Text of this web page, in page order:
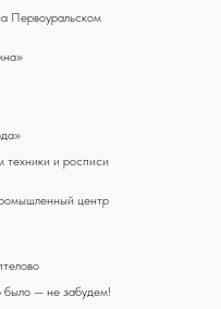
Первоуральском
техники и росписи
центр
было — не забудем!